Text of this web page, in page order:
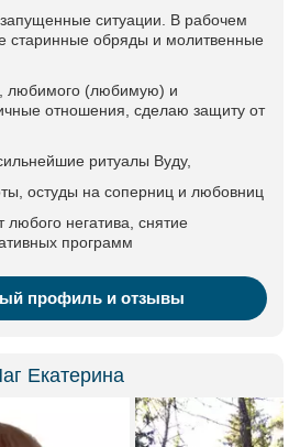
ситуации. В рабочем
старинные обряды и молитвенные
любимого (любимую) и
отношения, сделаю защиту от
ритуалы Вуду,
остуды на соперниц и любовниц
негатива, снятие
программ
профиль и отзывы
Екатерина